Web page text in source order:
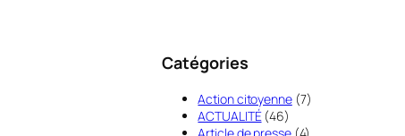
Catégories
Action citoyenne(7)
ACTUALITÉ(46)